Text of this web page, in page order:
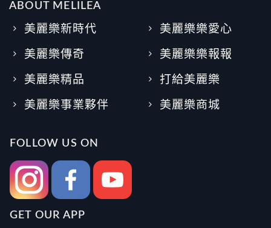
ABOUT MELILEA
美麗樂新時代
美麗樂傳奇
美麗樂精品
美麗樂事業夥伴
美麗樂樂愛心
美麗樂樂報報
打給美麗樂
美麗樂商城
FOLLOW US ON
GET OUR APP